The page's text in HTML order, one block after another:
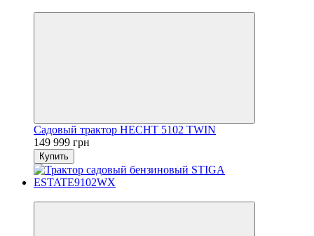
Садовый трактор HECHT 5102 TWIN
149 999 грн
Купить